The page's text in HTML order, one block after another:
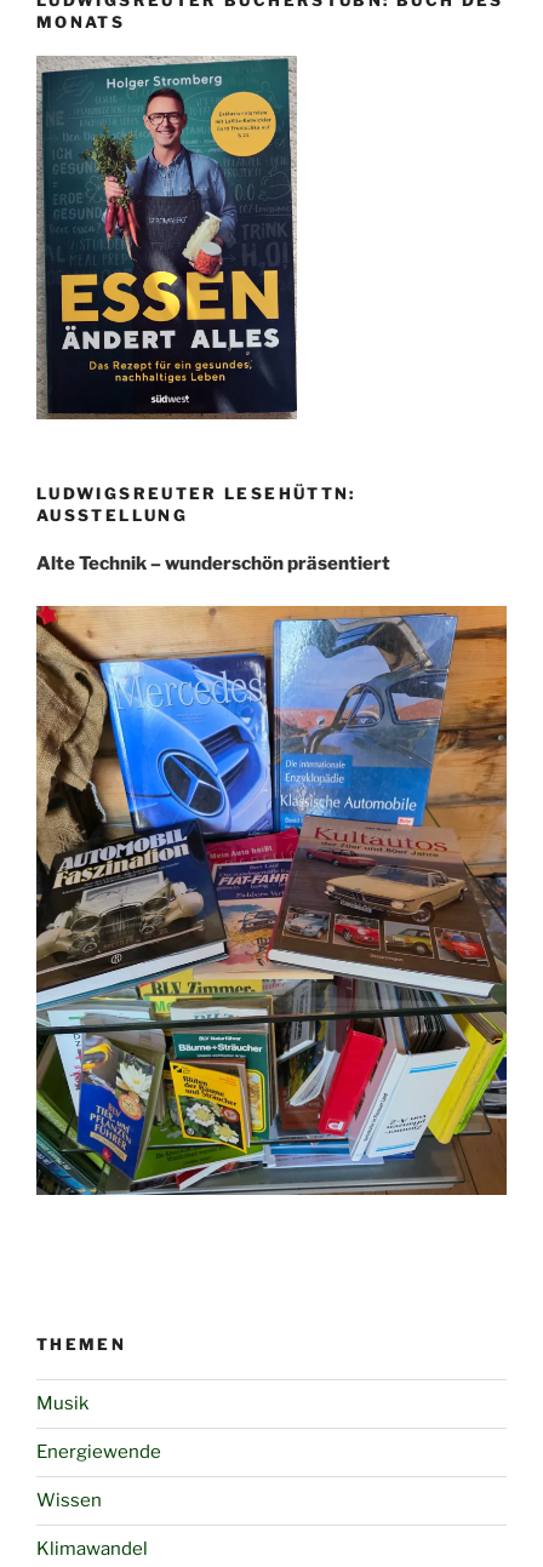
MONATS
LUDWIGSREUTER LESEHÜTTN:
AUSSTELLUNG
Alte Technik – wunderschön präsentiert
THEMEN
Musik
Energiewende
Wissen
Klimawandel